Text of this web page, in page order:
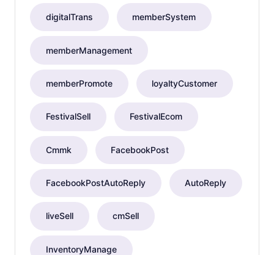
digitalTrans memberSystem
memberManagement
memberPromote loyaltyCustomer
FestivalSell FestivalEcom
Cmmk FacebookPost
FacebookPostAutoReply AutoReply
liveSell cmSell
InventoryManage